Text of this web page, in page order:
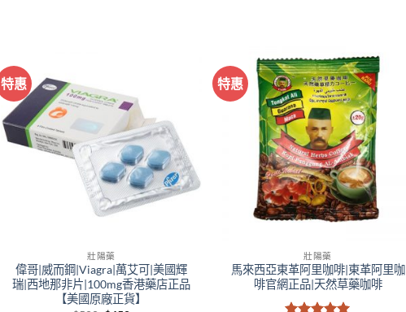
特惠
壯陽藥
偉哥|威而鋼|Viagra|萬艾可|美國輝
瑞|西地那非片|100mg香港藥店正品
【美國原廠正貨】
特惠
壯陽藥
馬來西亞東革阿里咖啡|東革阿里咖
啡官網正品|天然草藥咖啡